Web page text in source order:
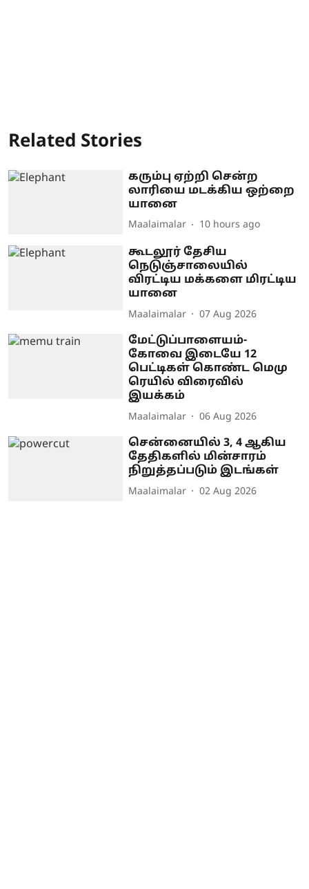
Related Stories
கரும்பு ஏற்றி சென்ற
லாரியை மடக்கிய ஒற்றை
யானை
Maalaimalar 10 hours ago
கூடலூர் தேசிய
நெடுஞ்சாலையில்
விரட்டிய மக்களை மிரட்டிய
யானை
Maalaimalar 07 Aug 2026
மேட்டுப்பாளையம்-
கோவை இடையே 12
பெட்டிகள் கொண்ட மெமு
ரெயில் விரைவில்
இயக்கம்
Maalaimalar 06 Aug 2026
சென்னையில் 3, 4 ஆகிய
தேதிகளில் மின்சாரம்
நிறுத்தப்படும் இடங்கள்
Maalaimalar 02 Aug 2026